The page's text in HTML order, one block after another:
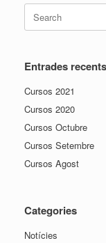
for:
Entrades recents
Cursos 2021
Cursos 2020
Cursos Octubre
Cursos Setembre
Cursos Agost
Categories
Notícies